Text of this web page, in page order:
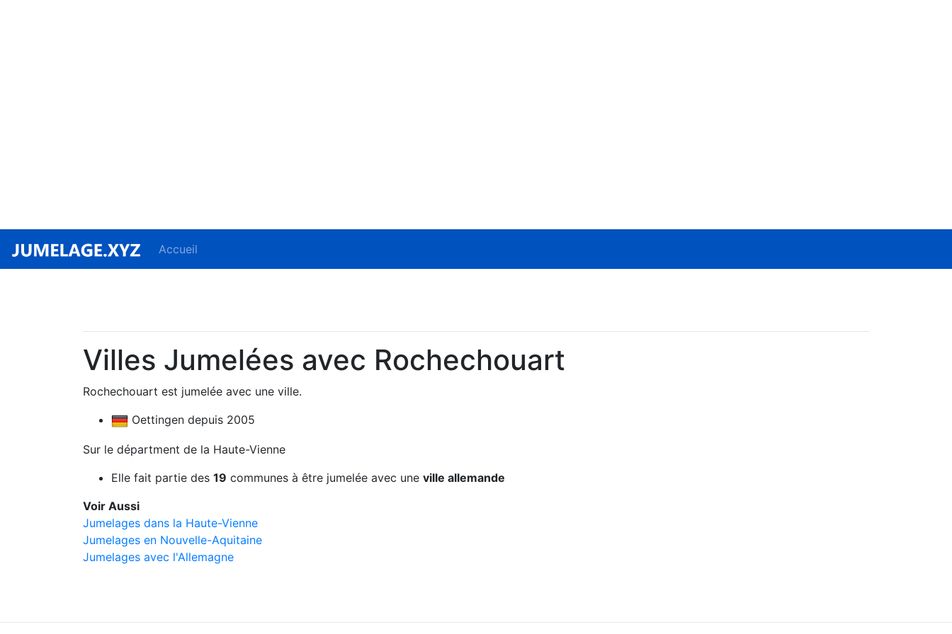
Accueil
Villes Jumelées avec Rochechouart
Rochechouart est jumelée avec une ville.
Oettingen depuis 2005
Sur le départment de la Haute-Vienne
Elle fait partie des 19 communes à être jumelée avec une ville allemande
Voir Aussi
Jumelages dans la Haute-Vienne
Jumelages en Nouvelle-Aquitaine
Jumelages avec l'Allemagne